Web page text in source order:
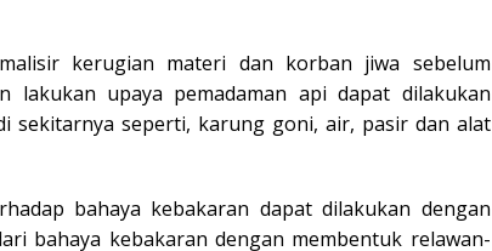
kerugian materi dan korban jiwa sebelum
lakukan upaya pemadaman api dapat dilakukan
sekitarnya seperti, karung goni, air, pasir dan alat
bahaya kebakaran dapat dilakukan dengan
bahaya kebakaran dengan membentuk relawan-